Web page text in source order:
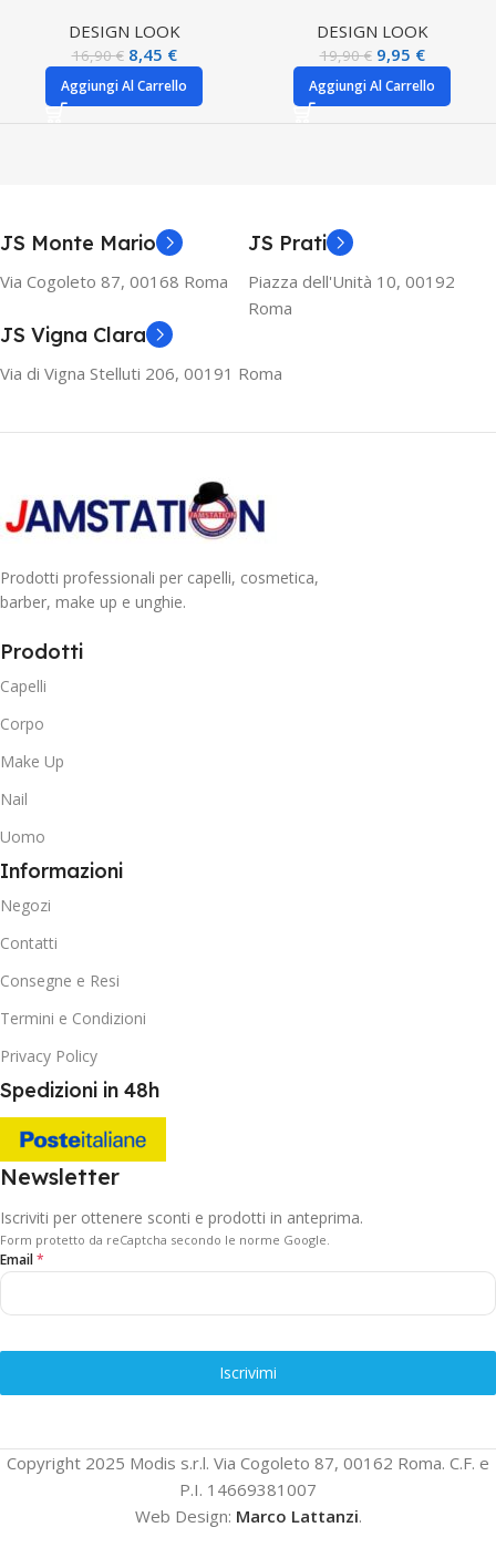
DESIGN LOOK
16,90€ 8,45 €
Aggiungi Al Carrello
DESIGN LOOK
19,90€ 9,95 €
Aggiungi Al Carrello
JS Monte Mario
Via Cogoleto 87, 00168 Roma
JS Prati
Piazza dell'Unità 10, 00192
Roma
JS Vigna Clara
Via di Vigna Stelluti 206, 00191 Roma
Prodotti professionali per capelli, cosmetica,
barber, make up e unghie.
Prodotti
Capelli
Corpo
Make Up
Nail
Uomo
Informazioni
Negozi
Contatti
Consegne e Resi
Termini e Condizioni
Privacy Policy
Spedizioni in 48h
Newsletter
Iscriviti per ottenere sconti e prodotti in anteprima.
Form protetto da reCaptcha secondo le norme Google.
Email*
Iscrivimi
Copyright 2025 Modis s.r.l. Via Cogoleto 87, 00162 Roma. C.F. e
P.I. 14669381007
Web Design: Marco Lattanzi.